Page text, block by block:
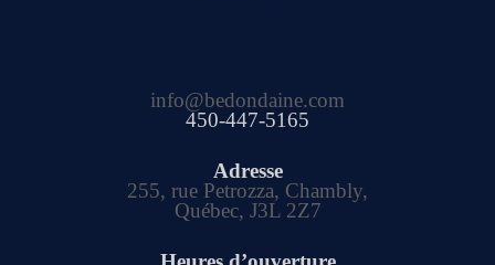
info@bedondaine.com
450-447-5165
Adresse
255, rue Petrozza, Chambly,
Québec, J3L 2Z7